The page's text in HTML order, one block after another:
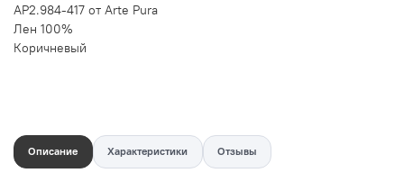
AP2.984-417 от Arte Pura
Лен 100%
Коричневый
Описание Характеристики Отзывы